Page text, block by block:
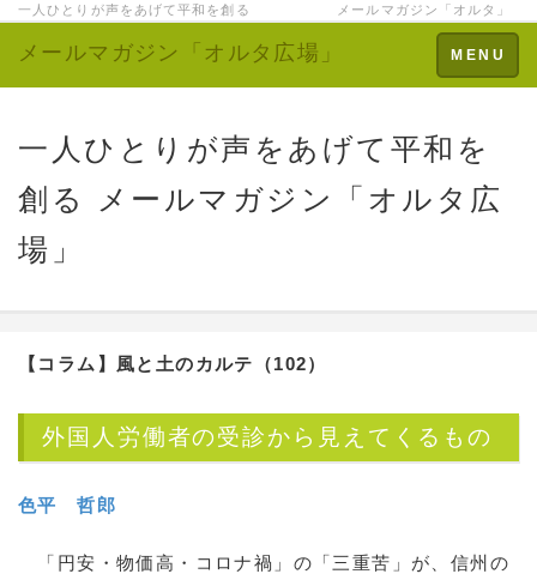
一人ひとりが声をあげて平和を創る メールマガジン「オルタ」
Toggle
navigation
MENU
メールマガジン「オルタ広場」
一人ひとりが声をあげて平和を
創る メールマガジン「オルタ広
場」
【コラム】 風と土のカルテ（102）
外国人労働者の受診から見えてくるもの
色平 哲郎
「円安・物価高・コロナ禍」の「三重苦」が、信州の